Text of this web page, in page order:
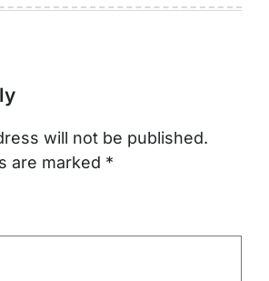
will not be published.
are marked *